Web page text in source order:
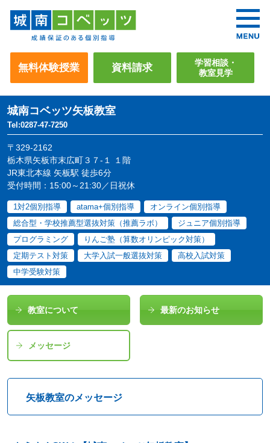
無料体験授業 資料請求
学習相談・
教室見学
城南コベッツ矢板教室
Tel:0287-47-7250
〒329-2162
栃木県矢板市末広町３７-１ １階
JR東北本線 矢板駅 徒歩6分
受付時間：15:00～21:30／日祝休
1対2個別指導 atama+個別指導
オンライン個別指導
総合型・学校推薦型選抜対策（推薦ラボ）
ジュニア個別指導
プログラミング
りんご塾（算数オリンピック対策）
定期テスト対策
大学入試一般選抜対策
高校入試対策
中学受験対策
教室について 最新のお知らせ
メッセージ
矢板教室のメッセージ